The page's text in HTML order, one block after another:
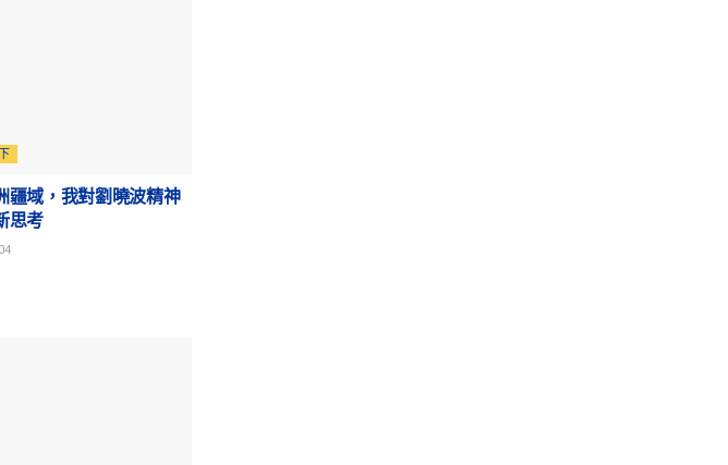
疆域，我對劉曉波精神
思考